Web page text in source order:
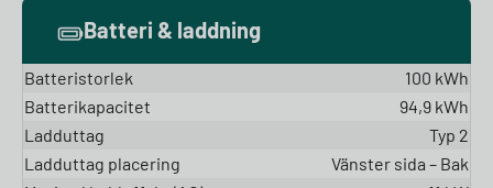
Batteri & laddning
Batteristorlek
100 kWh
Batterikapacitet
94,9 kWh
Ladduttag
Typ 2
Ladduttag placering
Vänster sida – Bak